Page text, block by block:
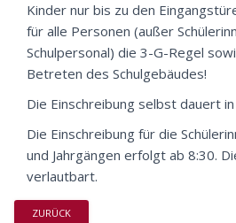
Kinder nur bis zu den
für alle Personen (außer
Schulpersonal) die 3-G-Regel
Betreten des Schulgebäudes!
Die Einschreibung selbst dauert
Die Einschreibung für die
und Jahrgängen erfolgt ab 8:30.
verlautbart.
ZURÜCK